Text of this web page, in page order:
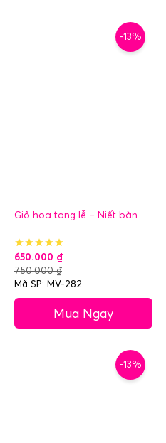
-13%
Giỏ hoa tang lễ – Niết bàn
650.000 ₫
750.000₫
Mã SP: MV-282
Mua Ngay
-13%